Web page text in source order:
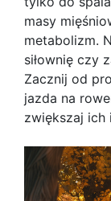
masy
metabolizm.
siłownię czy
Zacznij od
jazda na
zwiększaj ich